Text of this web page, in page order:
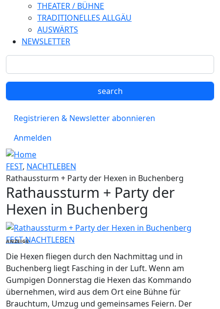
THEATER / BÜHNE
TRADITIONELLES ALLGÄU
AUSWÄRTS
NEWSLETTER
Registrieren & Newsletter abonnieren
Anmelden
FEST, NACHTLEBEN
Rathaussturm + Party der Hexen in Buchenberg
Rathaussturm + Party der
Hexen in Buchenberg
FESTNACHTLEBEN
ANZEIGE
Die Hexen fliegen durch den Nachmittag und in
Buchenberg liegt Fasching in der Luft. Wenn am
Gumpigen Donnerstag die Hexen das Kommando
übernehmen, wird aus dem Ort eine Bühne für
Brauchtum, Umzug und gemeinsames Feiern. Der